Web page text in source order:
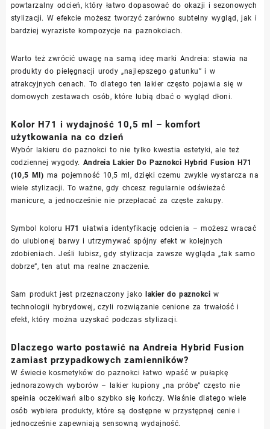
powtarzalny odcień, który łatwo dopasować do okazji i sezonowych
stylizacji. W efekcie możesz tworzyć zarówno subtelny wygląd, jak i
bardziej wyraziste kompozycje na paznokciach.
Warto też zwrócić uwagę na samą ideę marki Andreia: stawia na
produkty do pielęgnacji urody „najlepszego gatunku” i w
atrakcyjnych cenach. To dlatego ten lakier często pojawia się w
domowych zestawach osób, które lubią dbać o wygląd dłoni.
Kolor H71 i wydajność 10,5 ml – komfort
użytkowania na co dzień
Wybór lakieru do paznokci to nie tylko kwestia estetyki, ale też
codziennej wygody. Andreia Lakier Do Paznokci Hybrid Fusion H71
(10,5 Ml) ma pojemność 10,5 ml, dzięki czemu zwykle wystarcza na
wiele stylizacji. To ważne, gdy chcesz regularnie odświeżać
manicure, a jednocześnie nie przepłacać za częste zakupy.
Symbol koloruH71 ułatwia identyfikację odcienia – możesz wracać
do ulubionej barwy i utrzymywać spójny efekt w kolejnych
zdobieniach. Jeśli lubisz, gdy stylizacja zawsze wygląda „tak samo
dobrze”, ten atut ma realne znaczenie.
Sam produkt jest przeznaczony jakolakier do paznokci w
technologii hybrydowej, czyli rozwiązanie cenione za trwałość i
efekt, który można uzyskać podczas stylizacji.
Dlaczego warto postawić na Andreia Hybrid Fusion
zamiast przypadkowych zamienników?
W świecie kosmetyków do paznokci łatwo wpaść w pułapkę
jednorazowych wyborów – lakier kupiony „na próbę” często nie
spełnia oczekiwań albo szybko się kończy. Właśnie dlatego wiele
osób wybiera produkty, które są dostępne w przystępnej cenie i
jednocześnie zapewniają sensowną wydajność.